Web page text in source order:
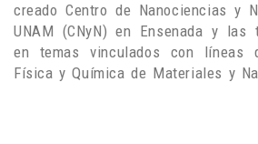
creado Centro de Nanociencias y
UNAM (CNyN) en Ensenada y las
en temas vinculados con líneas
Física y Química de Materiales y